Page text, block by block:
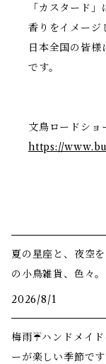
「カスタード
香りをイメージ
日本全国の皆様
です。
文鳥ロードショ
https://
夏の星座と、夜空
の小鳥雑貨、色々。
2026/8/1
梅雨☔️ハンドメイ
ーが楽しい季節で